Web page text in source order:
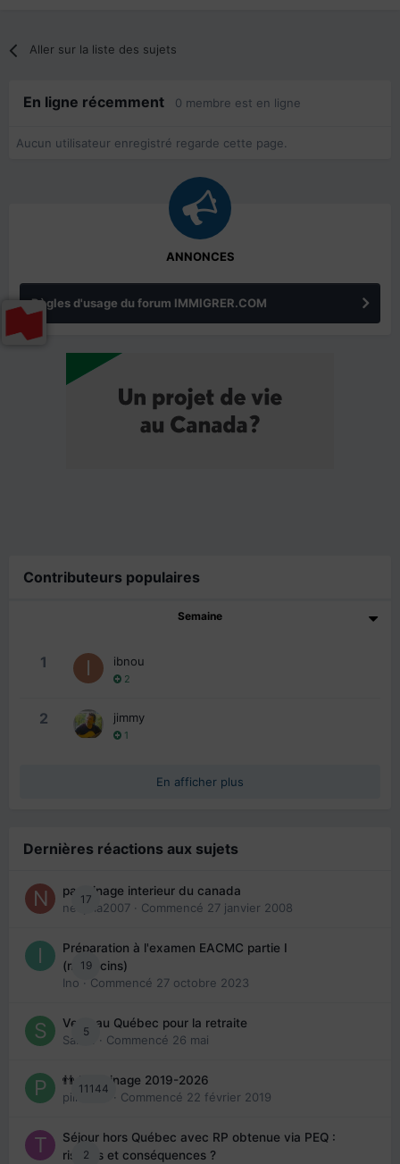
Aller sur la liste des sujets
En ligne récemment 0 membre est en ligne
Aucun utilisateur enregistré regarde cette page.
ANNONCES
Règles d'usage du forum IMMIGRER.COM
Contributeurs populaires
Semaine
1 ibnou
2
2 jimmy
1
En afficher plus
Dernières réactions aux sujets
17
parrainage interieur du canada
nedjma2007 · Commencé 27 janvier 2008
19
Préparation à l'examen EACMC partie I
(médecins)
Ino · Commencé 27 octobre 2023
5
Venir au Québec pour la retraite
Sab74
· Commencé 26 mai
11144
👬 Parrainage 2019-2026
piinoush · Commencé 22 février 2019
2
Séjour hors Québec avec RP obtenue via PEQ :
risques et conséquences ?